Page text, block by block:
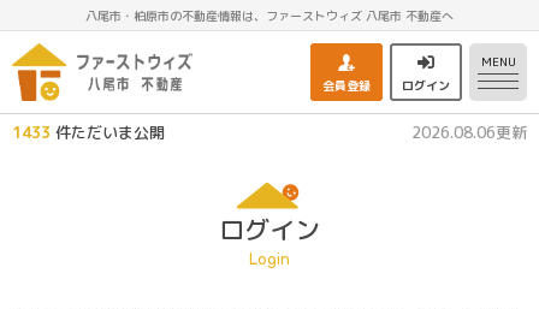
八尾市・柏原市の不動産情報は、ファーストウィズ 八尾市 不動産へ
会員登録 ログイン
MENU
1433 件ただいま公開 2026.08.06更新
ログイン
Login